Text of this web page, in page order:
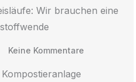
Wir brauchen eine
Keine Kommentare